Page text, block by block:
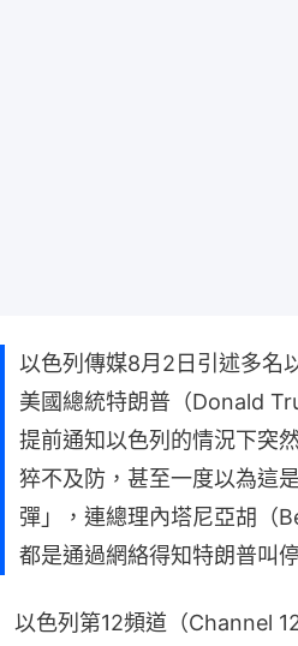
以色列傳媒8月2日引述多名
美國總統特朗普（Donald
提前通知以色列的情況下突
猝不及防，甚至一度以為這
彈」，連總理內塔尼亞胡（
都是通過網絡得知特朗普叫
以色列第12頻道（Channel